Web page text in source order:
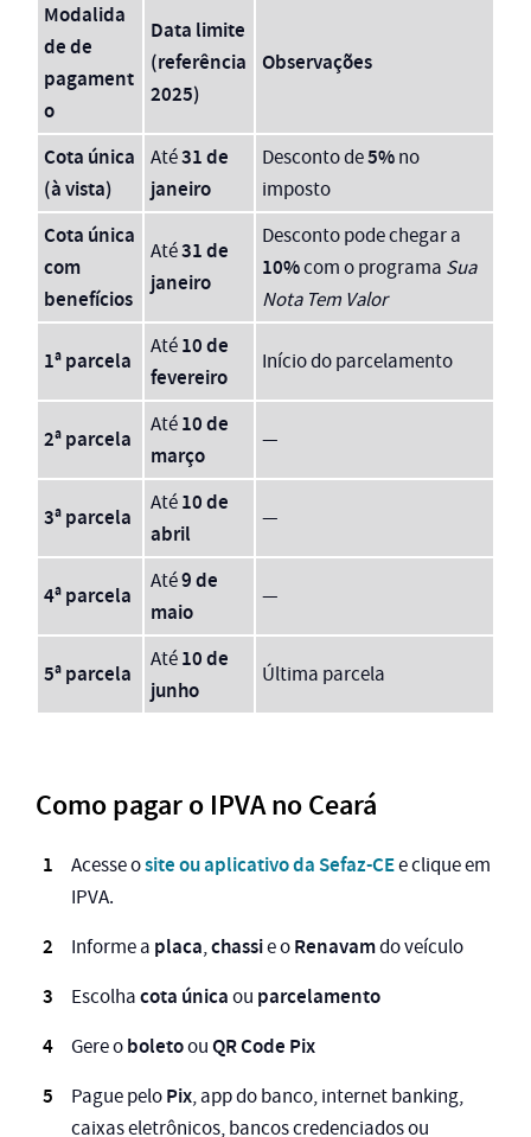
Modalida
de de
pagament
o
Data limite
(referência
2025)
Observações
Cota única
(à vista)
Até31 de
janeiro
Desconto de5%no
imposto
Cota única
com
benefícios
Até31 de
janeiro
Desconto pode chegar a
10%com o programa Sua
Nota Tem Valor
1ª parcela
Até10 de
fevereiro
Início do parcelamento
2ª parcela
Até10 de
março
—
3ª parcela
Até10 de
abril
—
4ª parcela
Até9 de
maio
—
5ª parcela
Até10 de
junho
Última parcela
Como pagar o IPVA no Ceará
Acesse osite ou aplicativo da Sefaz-CEe clique em
IPVA.
Informe a placa,chassie oRenavamdo veículo
Escolhacota únicaou parcelamento
Gere oboletoouQR Code Pix
Pague peloPix, app do banco, internet banking,
caixas eletrônicos, bancos credenciados ou